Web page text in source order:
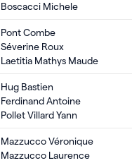
Boscacci Michele
Pont Combe
Séverine Roux
Laetitia Mathys Maude
Hug Bastien
Ferdinand Antoine
Pollet Villard Yann
Mazzucco Véronique
Mazzucco Laurence